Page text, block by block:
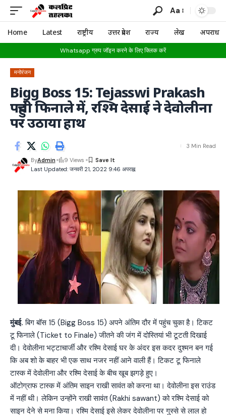
Aa
Home Latest राष्ट्रीय उत्तर प्रदेश राज्य लेख अपराध
Whatsapp ग्रुप जॉइन करने के लिए क्लिक करें
मनोरंजन
Bigg Boss 15: Tejasswi Prakash
पहुंची फिनाले में, रश्मि देसाई ने देवोलीना
पर उठाया हाथ
Last Updated: जनवरी 21, 2022 9:46 अपराह्न
ByAdmin 9 Views
3 Min Read
मुंबई. बिग बॉस 15 (Bigg Boss 15) अपने अंतिम दौर में पहुंच चुका है। टिकट
टू फिनाले (Ticket to Finale) जीतने की जंग में दोस्तियां भी टूटती दिखाई
दी। देवोलीना भट्टाचार्जी और रश्मि देसाई घर के अंदर इस कदर दुश्मन बन गई
कि अब शो के बाहर भी एक साथ नजर नहीं आने वाली हैं। टिकट टू फिनाले
टास्क में देवोलीना और रश्मि देसाई के बीच खूब झगड़े हुए।
ऑटोग्राफ टास्क में अंतिम साइन राखी सावंत को करना था। देवोलीना इस राउंड
में नहीं थी। लेकिन उन्होंने राखी सावंत (Rakhi sawant) को रश्मि देसाई को
साइन देने से मना किया। रश्मि देसाई इसे लेकर देवोलीना पर गुस्से से लाल हो